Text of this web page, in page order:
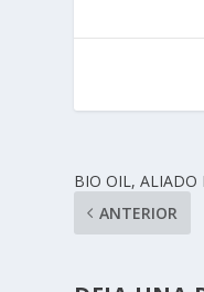
BIO OIL, ALIADO
ANTERIOR